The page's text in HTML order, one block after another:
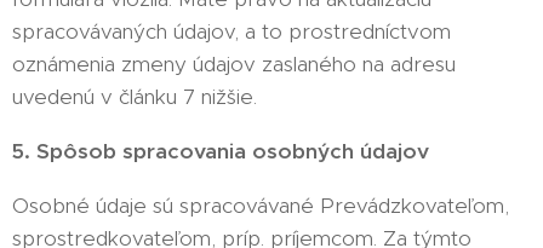
spracovávaných údajov, a to prostredníctvom
oznámenia zmeny údajov zaslaného na adresu
uvedenú v článku 7 nižšie.
5. Spôsob spracovania osobných údajov
Osobné údaje sú spracovávané Prevádzkovateľom,
sprostredkovateľom, príp. príjemcom. Za týmto